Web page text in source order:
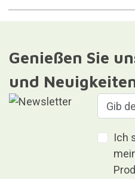
Genießen Sie
und
Ich